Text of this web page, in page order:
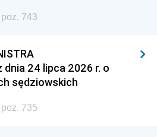
743
dnia 24 lipca 2026 r. o
sędziowskich
735